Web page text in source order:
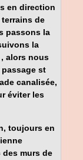
en direction
de
passons la
la
, alors nous
st
canalisée,
éviter les
toujours en
murs de